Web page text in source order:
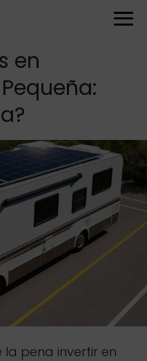
en
la pena invertir en